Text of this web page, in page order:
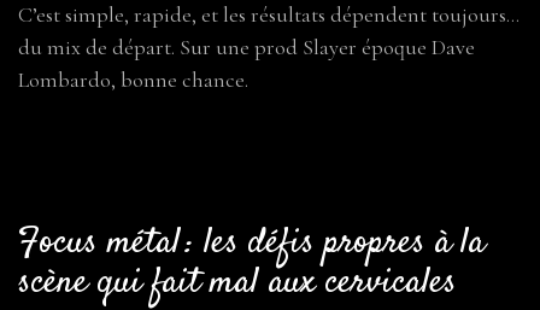
C’est simple, rapide, et les résultats dépendent toujours…
du mix de départ. Sur une prod Slayer époque Dave
Lombardo, bonne chance.
Focus métal : les défis propres à la
scène qui fait mal aux cervicales